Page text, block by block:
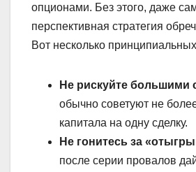
опционами. Без этого, даже
перспективная стратегия
Вот несколько
Не рискуйте большими
обычно советуют не
капитала на одну сделку.
Не гонитесь за
после серии провалов